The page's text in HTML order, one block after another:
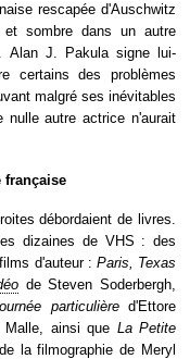
rescapée d'Auschwitz
sombre dans un autre
Alan J. Pakula signe lui-
certains des problèmes
malgré ses inévitables
nulle autre actrice n'aurait
française
débordaient de livres.
dizaines de VHS : des
films d'auteur : Paris, Texas
de Steven Soderbergh,
particulièred'Ettore
ainsi que La Petite
la filmographie de Meryl